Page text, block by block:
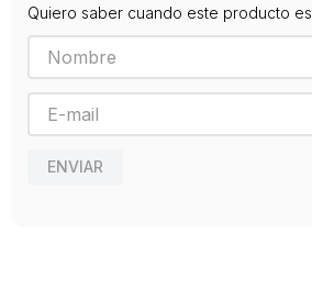
extranjeros, y el título de doctor honoris
de Columbia, Yale, Oxford, Michigan,
y Harvard. Obtuvo, entre otros galardones,
Considerado uno de los más importantes
hispana de la historia de la literatura, murió
Quiero saber cuando este producto
ENVIAR